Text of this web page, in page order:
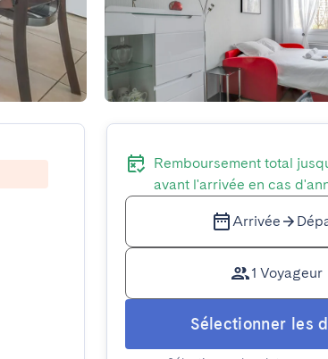
Remboursement total
avant l'arrivée en cas
Arrivée
1 Voyageur
Sélectionner les